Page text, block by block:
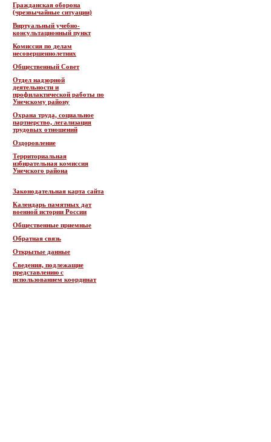
Гражданская оборона
(чрезвычайные ситуации)
Виртуальный учебно-
консультационный пункт
Комиссия по делам
несовершеннолетних
Общественный Совет
Отдел надзорной
деятельности и
профилактической работы по
Унечскому району
Охрана труда, социальное
партнерство, легализация
трудовых отношений
Оздоровление
Территориальная
избирательная комиссия
Унечского района
Законодательная карта сайта
Календарь памятных дат
военной истории России
Общественные приемные
Обратная связь
Открытые данные
Сведения, подлежащие
представлению с
использованием координат